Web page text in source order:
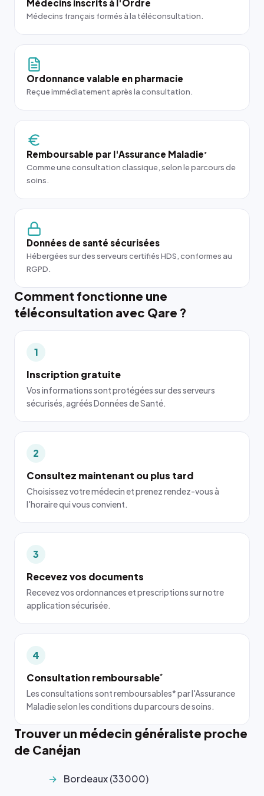
Médecins inscrits à l'Ordre
Médecins français formés à la téléconsultation.
Ordonnance valable en pharmacie
Reçue immédiatement après la consultation.
Remboursable par l'Assurance Maladie*
Comme une consultation classique, selon le parcours de
soins.
Données de santé sécurisées
Hébergées sur des serveurs certifiés HDS, conformes au
RGPD.
Comment fonctionne une
téléconsultation avec Qare ?
1
Inscription gratuite
Vos informations sont protégées sur des serveurs
sécurisés, agréés Données de Santé.
2
Consultez maintenant ou plus tard
Choisissez votre médecin et prenez rendez-vous à
l'horaire qui vous convient.
3
Recevez vos documents
Recevez vos ordonnances et prescriptions sur notre
application sécurisée.
4
Consultation remboursable*
Les consultations sont remboursables* par l'Assurance
Maladie selon les conditions du parcours de soins.
Trouver un médecin généraliste proche
de Canéjan
Bordeaux (33000)